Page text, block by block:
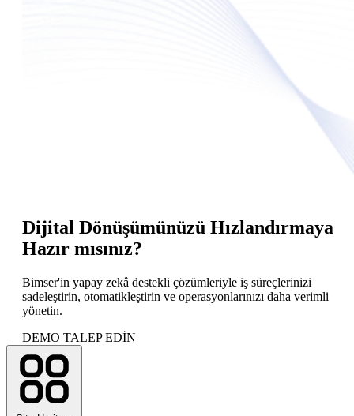
Dijital Dönüşümünüzü Hızlandırmaya
Hazır mısınız?
Bimser'in yapay zekâ destekli çözümleriyle iş süreçlerinizi
sadeleştirin, otomatikleştirin ve operasyonlarınızı daha verimli
yönetin.
DEMO TALEP EDİN